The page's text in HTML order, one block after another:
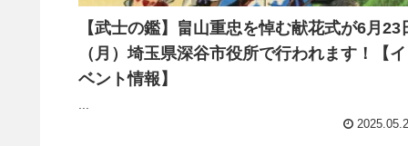
【武士の鑑】畠山重忠を悼む献花式が6月23
（月）埼玉県深谷市役所で行われます！【イ
ベント情報】